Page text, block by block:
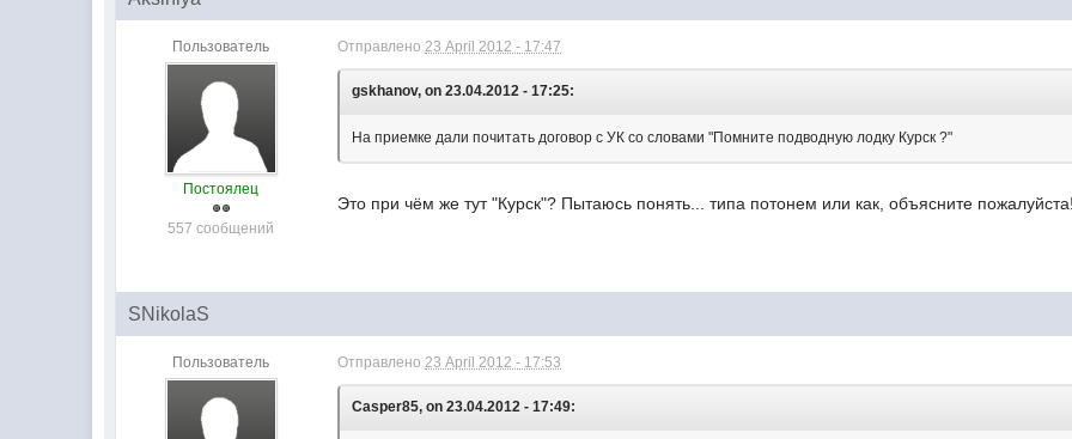
Пользователь
Постоялец
557 сообщений
Отправлено23 April 2012 - 17:47
gskhanov, on 23.04.2012 - 17:25:
На приемке дали почитать договор с УК со словами "Помните подводную лодку Курск ?"
Это при чём же тут "Курск"? Пытаюсь понять... типа потонем или как, объясните пожалуйста!
SNikolaS
Пользователь Отправлено23 April 2012 - 17:53
Casper85, on 23.04.2012 - 17:49: